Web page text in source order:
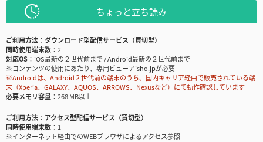
ちょっと立ち読み
ご利用方法
ダウンロード型配信サービス（買切型）
同時使用端末数
2
対応OS
iOS最新の２世代前まで / Android最新の２世代前まで
※コンテンツの使用にあたり、専用ビューアisho.jpが必要
※Androidは、Android２世代前の端末のうち、国内キャリア経由で販売されている端
末（Xperia、GALAXY、AQUOS、ARROWS、Nexusなど）にて動作確認しています
必要メモリ容量
268 MB以上
ご利用方法
アクセス型配信サービス（買切型）
同時使用端末数
1
※インターネット経由でのWEBブラウザによるアクセス参照